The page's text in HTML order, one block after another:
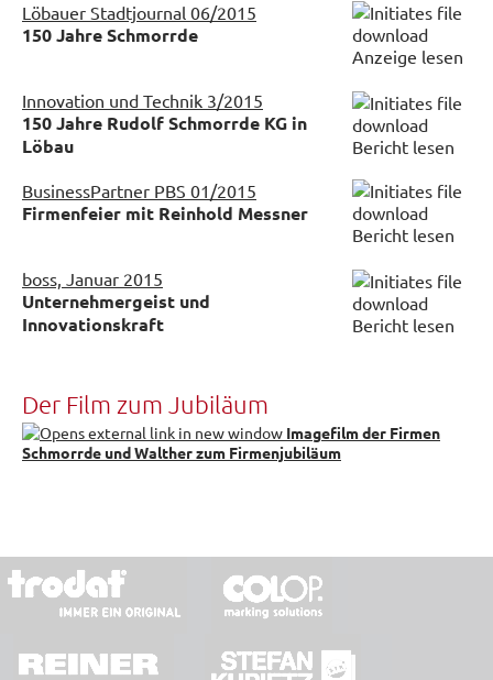
Löbauer Stadtjournal 06/2015
150 Jahre Schmorrde
Anzeige lesen
Innovation und Technik 3/2015
150 Jahre Rudolf Schmorrde KG in
Löbau
Bericht lesen
BusinessPartner PBS 01/2015
Firmenfeier mit Reinhold Messner
Bericht lesen
boss, Januar 2015
Unternehmergeist und
Innovationskraft
Bericht lesen
Der Film zum Jubiläum
Imagefilm der Firmen
Schmorrde und Walther zum Firmenjubiläum